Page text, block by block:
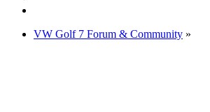
VW Golf 7 Forum & Community »